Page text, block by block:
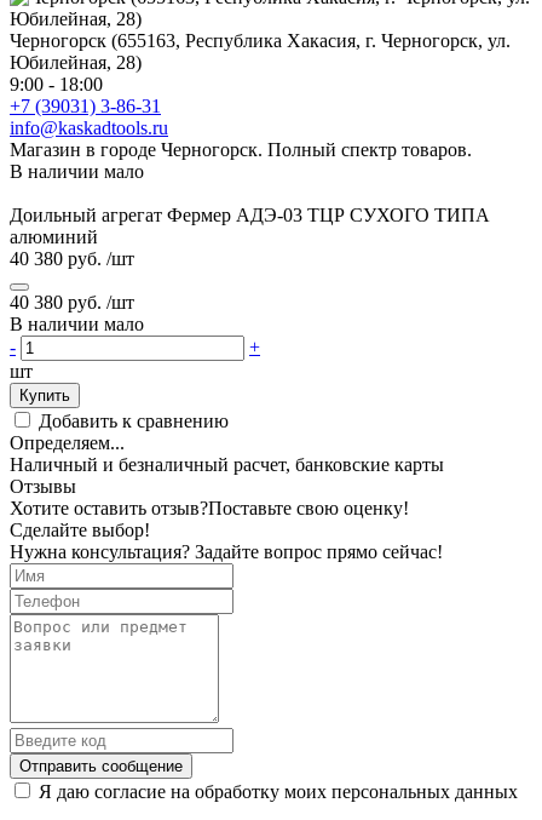
Черногорск (655163, Республика Хакасия, г. Черногорск, ул.
Юбилейная, 28)
9:00 - 18:00
+7 (39031) 3-86-31
info@kaskadtools.ru
Магазин в городе Черногорск. Полный спектр товаров.
В наличии мало
Доильный агрегат Фермер АДЭ-03 ТЦР СУХОГО ТИПА
алюминий
40 380 руб. /шт
40 380 руб. /шт
В наличии мало
-
+
шт
Купить
Добавить к сравнению
Определяем...
Наличный и безналичный расчет, банковские карты
Отзывы
Хотите оставить отзыв?Поставьте свою оценку!
Сделайте выбор!
Нужна консультация? Задайте вопрос прямо сейчас!
Отправить сообщение
Я даю согласие на обработку моих персональных данных